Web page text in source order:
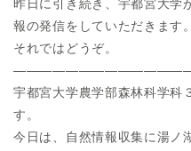
昨日に引き続き、宇都宮大学
報の発信をしていただきます。
それではどうぞ。
宇都宮大学農学部森林科学科
今日は、自然情報収集に湯ノ